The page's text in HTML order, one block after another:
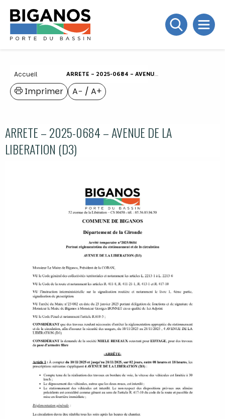
Accueil ARRETE – 2025-0684 – AVENUE DE LA LIBERATION (D3)
A− / A+
Imprimer
ARRETE – 2025-0684 – AVENUE DE LA
LIBERATION (D3)